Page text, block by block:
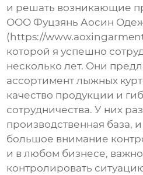
и решать возникающие
ООО Фуцзянь Аосин
(https://
которой я успешно
несколько лет. Они
ассортимент лыжных
качество продукции и
сотрудничества. У них
производственная база,
большое внимание
и в любом бизнесе,
контролировать